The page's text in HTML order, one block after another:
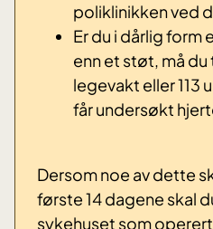
poliklinikken ved
Er du i dårlig form
enn et støt, må
legevakt eller 113
får undersøkt
Dersom noe av dette
første 14 dagene skal
sykehuset som